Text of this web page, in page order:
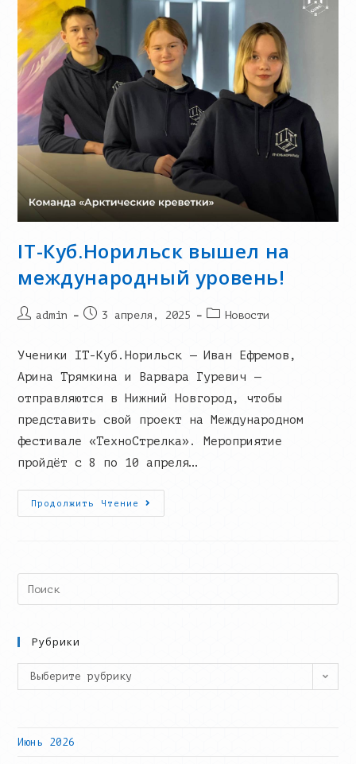
IT-Куб.Норильск вышел на
международный уровень!
Postadmin
Запись3 апреля, 2025
PostНовости
Ученики IT-Куб.Норильск — Иван Ефремов,
Арина Трямкина и Варвара Гуревич —
отправляются в Нижний Новгород, чтобы
представить свой проект на Международном
фестивале «ТехноСтрелка». Мероприятие
пройдёт с 8 по 10 апреля…
Продолжить Чтение
IT-
Куб.Норильск
Search
this
Рубрики
Рубрики
Выберите рубрику
Июнь 2026